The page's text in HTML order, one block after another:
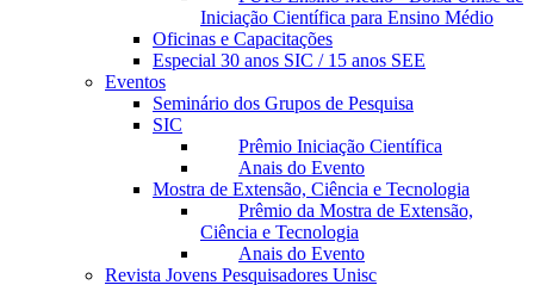
Iniciação Científica para Ensino Médio
Oficinas e Capacitações
Especial 30 anos SIC / 15 anos SEE
Eventos
Seminário dos Grupos de Pesquisa
SIC
Prêmio Iniciação Científica
Anais do Evento
Mostra de Extensão, Ciência e Tecnologia
Prêmio da Mostra de Extensão,
Ciência e Tecnologia
Anais do Evento
Revista Jovens Pesquisadores Unisc